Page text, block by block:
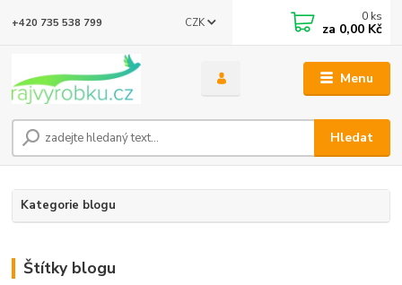
Menu
CZK
Hledat
+420 735 538 799 0 ks
za 0,00 Kč
Kategorie blogu
Štítky blogu